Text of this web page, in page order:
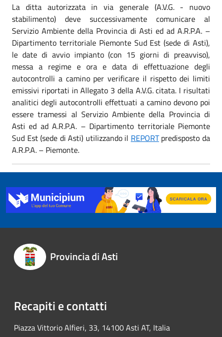
La ditta autorizzata in via generale (A.V.G. - nuovo
stabilimento) deve successivamente comunicare al
Servizio Ambiente della Provincia di Asti ed ad A.R.P.A. –
Dipartimento territoriale Piemonte Sud Est (sede di Asti),
le date di avvio impianto (con 15 giorni di preavviso),
messa a regime e ora e data di effettuazione degli
autocontrolli a camino per verificare il rispetto dei limiti
emissivi riportati in Allegato 3 della A.V.G. citata. I risultati
analitici degli autocontrolli effettuati a camino devono poi
essere tramessi al Servizio Ambiente della Provincia di
Asti ed ad A.R.P.A. – Dipartimento territoriale Piemonte
Sud Est (sede di Asti) utilizzando il REPORTpredisposto da
A.R.P.A. – Piemonte.
Provincia di Asti
Recapiti e contatti
Piazza Vittorio Alfieri, 33, 14100 Asti AT, Italia